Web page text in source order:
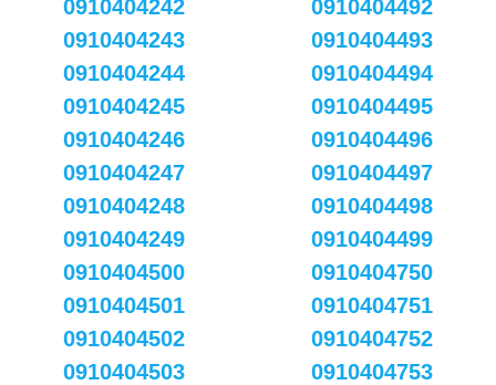
0910404242
0910404243
0910404244
0910404245
0910404246
0910404247
0910404248
0910404249
0910404492
0910404493
0910404494
0910404495
0910404496
0910404497
0910404498
0910404499
0910404500
0910404501
0910404502
0910404503
0910404750
0910404751
0910404752
0910404753